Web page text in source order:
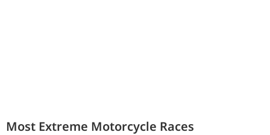
Most Extreme Motorcycle Races